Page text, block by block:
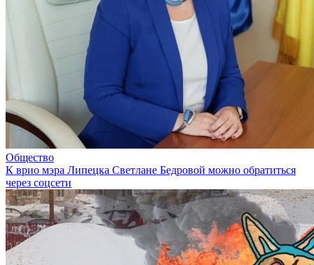
Общество
К врио мэра Липецка Светлане Бедровой можно обратиться
через соцсети